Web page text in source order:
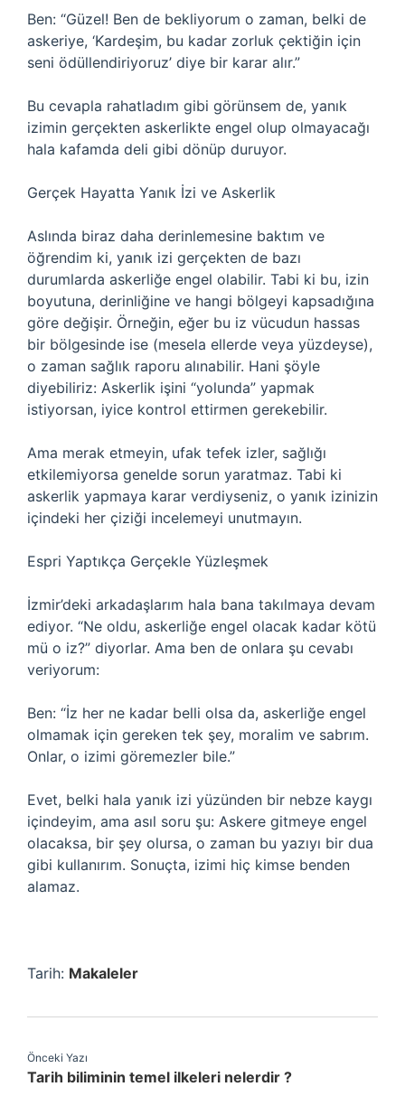
Ben: “Güzel! Ben de bekliyorum o zaman, belki de
askeriye, ‘Kardeşim, bu kadar zorluk çektiğin için
seni ödüllendiriyoruz’ diye bir karar alır.”
Bu cevapla rahatladım gibi görünsem de, yanık
izimin gerçekten askerlikte engel olup olmayacağı
hala kafamda deli gibi dönüp duruyor.
Gerçek Hayatta Yanık İzi ve Askerlik
Aslında biraz daha derinlemesine baktım ve
öğrendim ki, yanık izi gerçekten de bazı
durumlarda askerliğe engel olabilir. Tabi ki bu, izin
boyutuna, derinliğine ve hangi bölgeyi kapsadığına
göre değişir. Örneğin, eğer bu iz vücudun hassas
bir bölgesinde ise (mesela ellerde veya yüzdeyse),
o zaman sağlık raporu alınabilir. Hani şöyle
diyebiliriz: Askerlik işini “yolunda” yapmak
istiyorsan, iyice kontrol ettirmen gerekebilir.
Ama merak etmeyin, ufak tefek izler, sağlığı
etkilemiyorsa genelde sorun yaratmaz. Tabi ki
askerlik yapmaya karar verdiyseniz, o yanık izinizin
içindeki her çiziği incelemeyi unutmayın.
Espri Yaptıkça Gerçekle Yüzleşmek
İzmir’deki arkadaşlarım hala bana takılmaya devam
ediyor. “Ne oldu, askerliğe engel olacak kadar kötü
mü o iz?” diyorlar. Ama ben de onlara şu cevabı
veriyorum:
Ben: “İz her ne kadar belli olsa da, askerliğe engel
olmamak için gereken tek şey, moralim ve sabrım.
Onlar, o izimi göremezler bile.”
Evet, belki hala yanık izi yüzünden bir nebze kaygı
içindeyim, ama asıl soru şu: Askere gitmeye engel
olacaksa, bir şey olursa, o zaman bu yazıyı bir dua
gibi kullanırım. Sonuçta, izimi hiç kimse benden
alamaz.
Tarih: Makaleler
Önceki Yazı
Tarih biliminin temel ilkeleri nelerdir ?